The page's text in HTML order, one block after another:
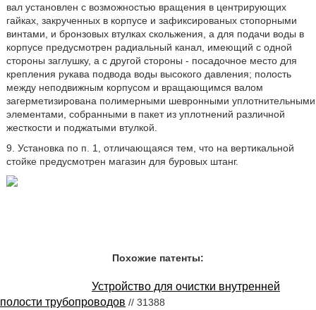
вал установлен с возможностью вращения в центрирующих
гайках, закрученных в корпусе и зафиксированых стопорными
винтами, и бронзовых втулках скольжения, а для подачи воды в
корпусе предусмотрен радиальный канал, имеющий с одной
стороны заглушку, а с другой стороны - посадочное место для
крепления рукава подвода воды высокого давления; полость
между неподвижным корпусом и вращающимся валом
загерметизирована полимерными шевронными уплотнительными
элементами, собранными в пакет из уплотнений различной
жесткости и поджатыми втулкой.
9. Установка по п. 1, отличающаяся тем, что на вертикальной
стойке предусмотрен магазин для буровых штанг.
Похожие патенты:
Устройство для очистки внутренней
полости трубопроводов // 31388